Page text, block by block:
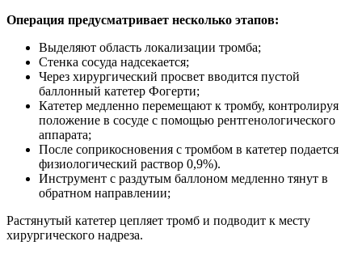
Операция предусматривает несколько этапов:
Выделяют область локализации тромба;
Стенка сосуда надсекается;
Через хирургический просвет вводится пустой
баллонный катетер Фогерти;
Катетер медленно перемещают к тромбу, контролируя
положение в сосуде с помощью рентгенологического
аппарата;
После соприкосновения с тромбом в катетер подается
физиологический раствор 0,9%).
Инструмент с раздутым баллоном медленно тянут в
обратном направлении;
Растянутый катетер цепляет тромб и подводит к месту
хирургического надреза.